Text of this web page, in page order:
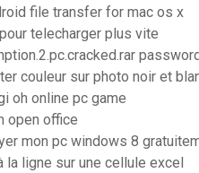
file transfer for mac os x
telecharger plus vite
couleur sur photo noir et
oh online pc game
open office
mon pc windows 8
la ligne sur une cellule excel